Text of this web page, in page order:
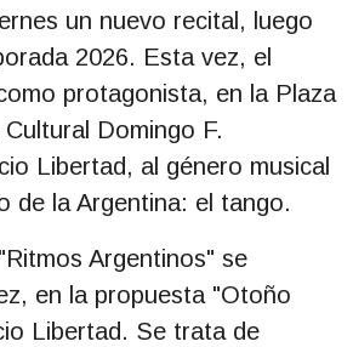
un nuevo recital, luego
2026. Esta vez, el
protagonista, en la Plaza
Domingo F.
Libertad, al género musical
de la Argentina: el tango.
Argentinos" se
en la propuesta "Otoño
Libertad. Se trata de